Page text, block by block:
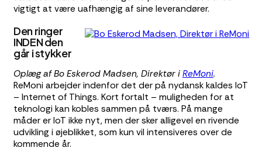
vigtigt at være uafhængig af sine leverandører.
Den ringer
INDEN den
går i stykker
Oplæg af Bo Eskerod Madsen, Direktør i ReMoni.
ReMoni arbejder indenfor det der på nydansk kaldes IoT
– Internet of Things. Kort fortalt – muligheden for at
teknologi kan kobles sammen på tværs. På mange
måder er IoT ikke nyt, men der sker alligevel en rivende
udvikling i øjeblikket, som kun vil intensiveres over de
kommende år.